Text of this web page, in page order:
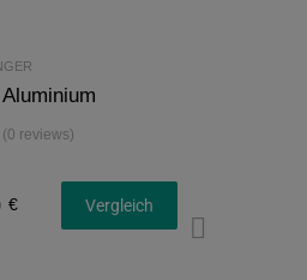
(0 reviews)
€
Vergleich